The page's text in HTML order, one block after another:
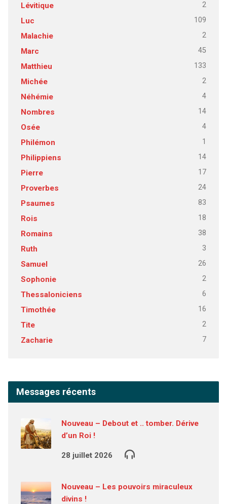
Lévitique 2
Luc 109
Malachie 2
Marc 45
Matthieu 133
Michée 2
Néhémie 4
Nombres 14
Osée 4
Philémon 1
Philippiens 14
Pierre 17
Proverbes 24
Psaumes 83
Rois 18
Romains 38
Ruth 3
Samuel 26
Sophonie 2
Thessaloniciens 6
Timothée 16
Tite 2
Zacharie 7
Messages récents
Nouveau – Debout et .. tomber. Dérive
d’un Roi !
28 juillet 2026
Nouveau – Les pouvoirs miraculeux
divins !